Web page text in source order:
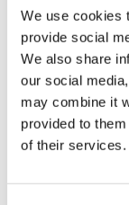
We use cookies
provide social
We also share
our social
may combine it
provided to
of their services.